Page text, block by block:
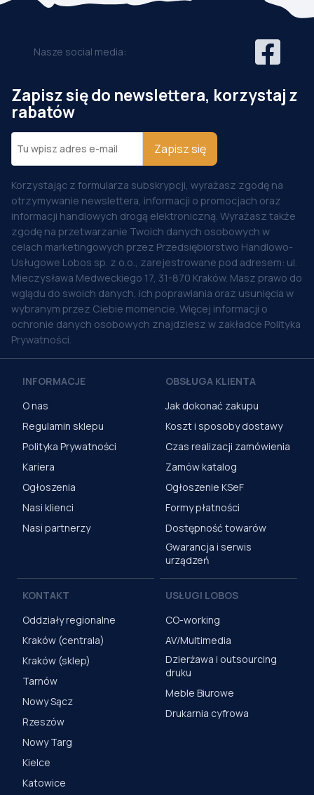
Nasze social media:
Zapisz się do newslettera, korzystaj z
rabatów
Zapisz się
Korzystając z formularza subskrypcji, wyrażasz zgodę na
otrzymywanie newslettera, informacji o promocjach oraz
informacji handlowych drogą elektroniczną. Wyrażasz także
zgodę na przetwarzanie Twoich danych osobowych w
celach marketingowych przez Przedsiębiorstwo Handlowo-
Usługowe Lobos sp. z o.o., zarejestrowane pod adresem: ul.
Mieczysława Medweckiego 17, 31-870 Kraków. Masz prawo do
wglądu do swoich danych, ich poprawiania oraz usunięcia w
wybranym przez Ciebie momencie. Więcej informacji o
ochronie danych osobowych znajdziesz w zakładce Polityka
Prywatności.
INFORMACJE
O nas
Regulamin sklepu
Polityka Prywatności
Kariera
Ogłoszenia
Nasi klienci
Nasi partnerzy
OBSŁUGA KLIENTA
Jak dokonać zakupu
Koszt i sposoby dostawy
Czas realizacji zamówienia
Zamów katalog
Ogłoszenie KSeF
Formy płatności
Dostępność towarów
Gwarancja i serwis
urządzeń
KONTAKT
Oddziały regionalne
Kraków (centrala)
Kraków (sklep)
Tarnów
Nowy Sącz
Rzeszów
Nowy Targ
Kielce
Katowice
USŁUGI LOBOS
CO-working
AV/Multimedia
Dzierżawa i outsourcing
druku
Meble Biurowe
Drukarnia cyfrowa